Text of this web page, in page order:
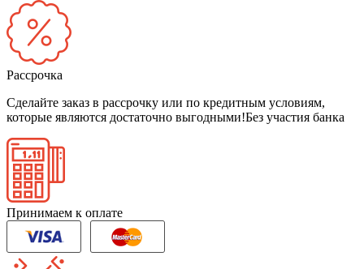
Рассрочка
Сделайте заказ в рассрочку или по кредитным условиям,
которые являются достаточно выгодными!Без участия банка
Принимаем к оплате